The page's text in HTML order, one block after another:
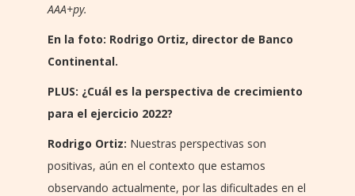
AAA+py.
En la foto: Rodrigo Ortiz, director de Banco
Continental.
PLUS: ¿Cuál es la perspectiva de crecimiento
para el ejercicio 2022?
Rodrigo Ortiz: Nuestras perspectivas son
positivas, aún en el contexto que estamos
observando actualmente, por las dificultades en el